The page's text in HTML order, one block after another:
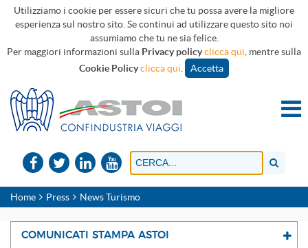
Utilizziamo i cookie per essere sicuri che tu possa avere la migliore
esperienza sul nostro sito. Se continui ad utilizzare questo sito noi
assumiamo che tu ne sia felice.
Per maggiori informazioni sulla Privacy policyclicca qui , mentre sulla
Cookie Policyclicca qui Accetta
Home Press News Turismo
COMUNICATI STAMPA ASTOI